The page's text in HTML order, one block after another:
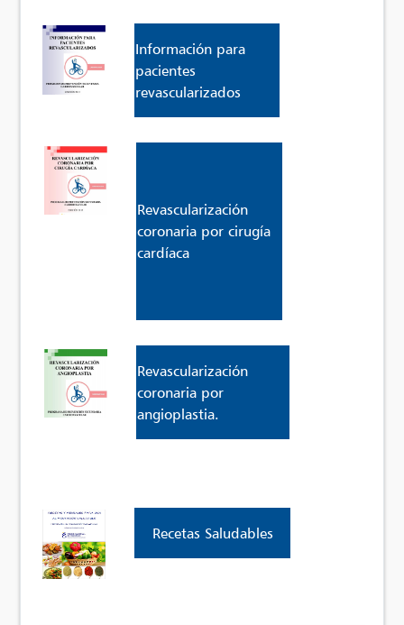
Información para
pacientes
revascularizados
Revascularización
coronaria por cirugía
cardíaca
Revascularización
coronaria por
angioplastia.
Recetas Saludables